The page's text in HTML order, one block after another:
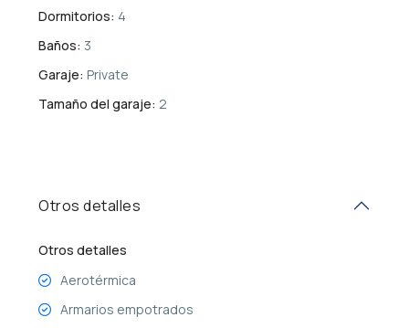
Dormitorios: 4
Baños: 3
Garaje: Private
Tamaño del garaje: 2
Otros detalles
Otros detalles
Aerotérmica
Armarios empotrados